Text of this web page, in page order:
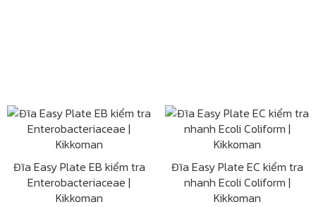
Đĩa Easy Plate EB kiểm tra
Enterobacteriaceae |
Kikkoman
Đĩa Easy Plate EC kiểm tra
nhanh Ecoli Coliform |
Kikkoman